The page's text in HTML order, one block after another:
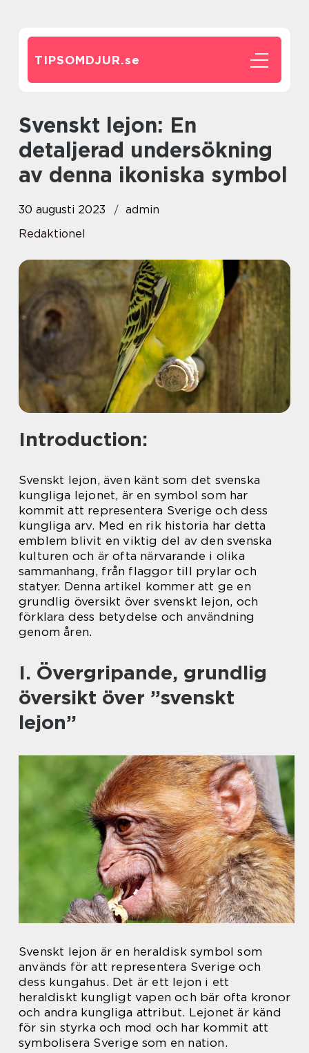
TIPSOMDJUR.se
Svenskt lejon: En
detaljerad undersökning
av denna ikoniska symbol
30 augusti 2023
admin
Redaktionel
Introduction:
Svenskt lejon, även känt som det svenska
kungliga lejonet, är en symbol som har
kommit att representera Sverige och dess
kungliga arv. Med en rik historia har detta
emblem blivit en viktig del av den svenska
kulturen och är ofta närvarande i olika
sammanhang, från flaggor till prylar och
statyer. Denna artikel kommer att ge en
grundlig översikt över svenskt lejon, och
förklara dess betydelse och användning
genom åren.
I. Övergripande, grundlig
översikt över ”svenskt
lejon”
Svenskt lejon är en heraldisk symbol som
används för att representera Sverige och
dess kungahus. Det är ett lejon i ett
heraldiskt kungligt vapen och bär ofta kronor
och andra kungliga attribut. Lejonet är känd
för sin styrka och mod och har kommit att
symbolisera Sverige som en nation.